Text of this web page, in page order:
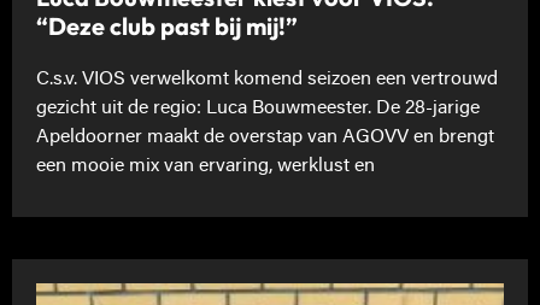
“Deze club past bij mij!”
C.s.v. VIOS verwelkomt komend seizoen een vertrouwd
gezicht uit de regio: Luca Bouwmeester. De 28-jarige
Apeldoorner maakt de overstap van AGOVV en brengt
een mooie mix van ervaring, werklust en